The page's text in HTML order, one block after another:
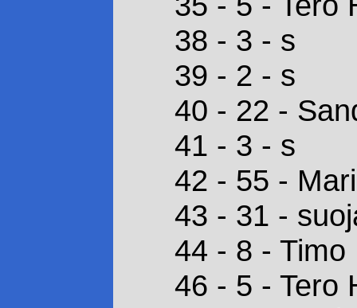
38 - 3 - s
39 - 2 - s
40 - 22 -
41 - 3 - s
42 - 55 -
43 - 31 -
44 - 8 - Timo
46 - 5 - Tero